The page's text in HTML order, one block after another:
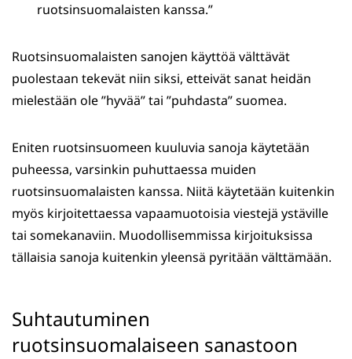
ruotsinsuomalaisten kanssa.”
Ruotsinsuomalaisten sanojen käyttöä välttävät
puolestaan tekevät niin siksi, etteivät sanat heidän
mielestään ole ”hyvää” tai ”puhdasta” suomea.
Eniten ruotsinsuomeen kuuluvia sanoja käytetään
puheessa, varsinkin puhuttaessa muiden
ruotsinsuomalaisten kanssa. Niitä käytetään kuitenkin
myös kirjoitettaessa vapaamuotoisia viestejä ystäville
tai somekanaviin. Muodollisemmissa kirjoituksissa
tällaisia sanoja kuitenkin yleensä pyritään välttämään.
Suhtautuminen
ruotsinsuomalaiseen sanastoon